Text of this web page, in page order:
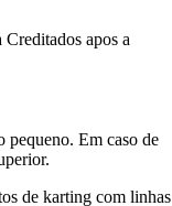
Creditados apos a
pequeno. Em caso de
de karting com linhas